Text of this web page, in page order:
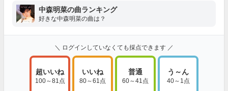
中森明菜の曲ランキング
好きな中森明菜の曲は？
＼ ログインしていなくても採点できます ／
超いいね
100～81点
いいね
80～61点
普通
60～41点
う～ん
40～1点